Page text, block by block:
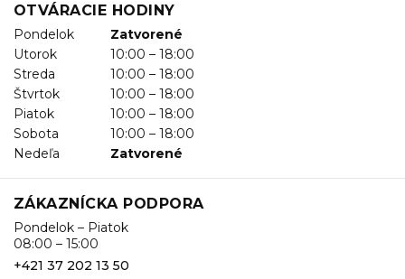
OTVÁRACIE HODINY
Pondelok
Zatvorené
Utorok
10:00 – 18:00
Streda
10:00 – 18:00
Štvrtok
10:00 – 18:00
Piatok
10:00 – 18:00
Sobota
10:00 – 18:00
Nedeľa
Zatvorené
ZÁKAZNÍCKA PODPORA
Pondelok – Piatok
08:00 – 15:00
+421 37 202 13 50